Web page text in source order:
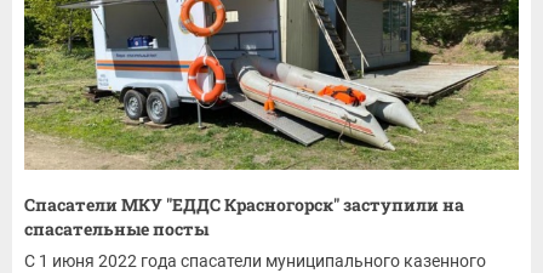
Спасатели МКУ "ЕДДС Красногорск" заступили на
спасательные посты
С 1 июня 2022 года спасатели муниципального казенного